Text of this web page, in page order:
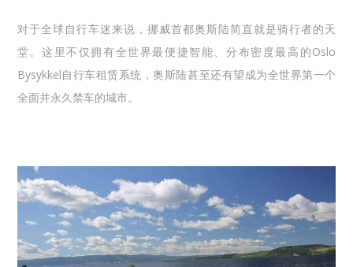
对于全球自行车迷来说，挪威首都奥斯陆简直就是骑行者的天
堂。这里不仅拥有全世界最便捷智能、分布密度最高的Oslo
Bysykkel自行车租赁系统，奥斯陆甚至还有望成为全世界第一个
全面并永久禁车的城市。